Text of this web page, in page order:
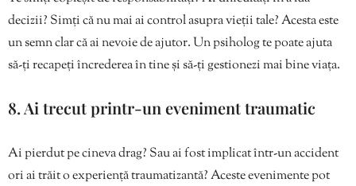
decizii? Simți că nu mai ai control asupra vieții tale? Acesta este
un semn clar că ai nevoie de ajutor. Un psiholog te poate ajuta
să-ți recapeți încrederea în tine și să-ți gestionezi mai bine viața.
8. Ai trecut printr-un eveniment traumatic
Ai pierdut pe cineva drag? Sau ai fost implicat într-un accident
ori ai trăit o experiență traumatizantă? Aceste evenimente pot